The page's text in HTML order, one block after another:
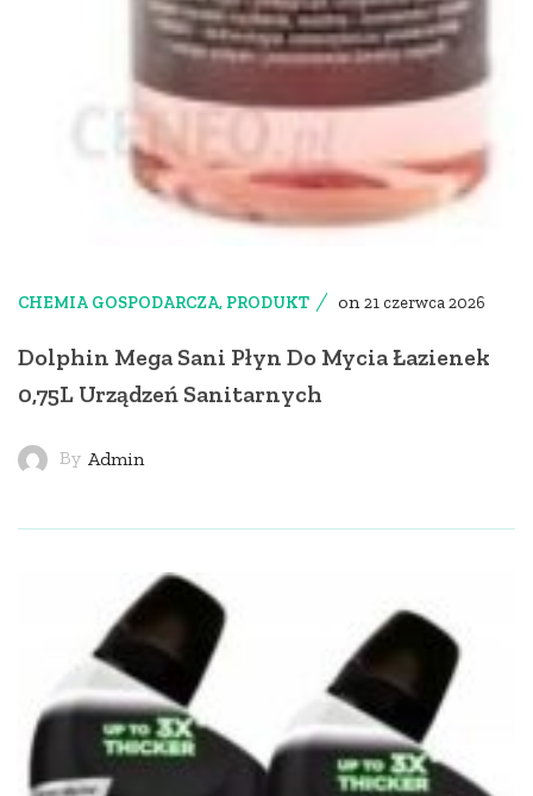
CHEMIA GOSPODARCZA, PRODUKT on21 czerwca 2026
Dolphin Mega Sani Płyn Do Mycia Łazienek
0,75L Urządzeń Sanitarnych
By Admin